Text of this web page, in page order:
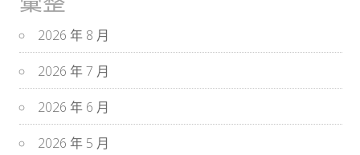
2026 年 8 月
2026 年 7 月
2026 年 6 月
2026 年 5 月